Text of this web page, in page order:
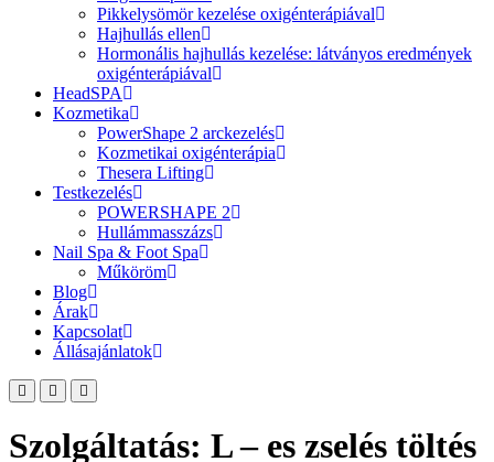
Pikkelysömör kezelése oxigénterápiával
Hajhullás ellen
Hormonális hajhullás kezelése: látványos eredmények
oxigénterápiával
HeadSPA
Kozmetika
PowerShape 2 arckezelés
Kozmetikai oxigénterápia
Thesera Lifting
Testkezelés
POWERSHAPE 2
Hullámmasszázs
Nail Spa & Foot Spa
Műköröm
Blog
Árak
Kapcsolat
Állásajánlatok
Szolgáltatás: L – es zselés töltés